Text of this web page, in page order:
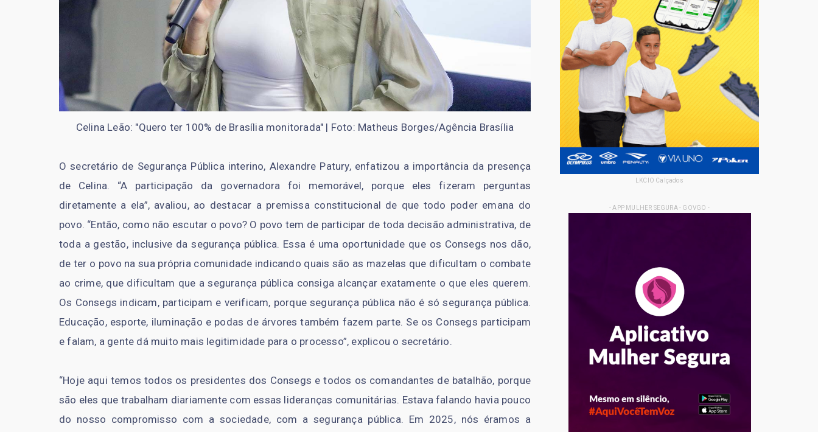
Celina Leão: "Quero ter 100% de Brasília monitorada" | Foto: Matheus Borges/Agência Brasília
O secretário de Segurança Pública interino, Alexandre Patury, enfatizou a importância da presença
de Celina. “A participação da governadora foi memorável, porque eles fizeram perguntas
diretamente a ela”, avaliou, ao destacar a premissa constitucional de que todo poder emana do
povo. “Então, como não escutar o povo? O povo tem de participar de toda decisão administrativa, de
toda a gestão, inclusive da segurança pública. Essa é uma oportunidade que os Consegs nos dão,
de ter o povo na sua própria comunidade indicando quais são as mazelas que dificultam o combate
ao crime, que dificultam que a segurança pública consiga alcançar exatamente o que eles querem.
Os Consegs indicam, participam e verificam, porque segurança pública não é só segurança pública.
Educação, esporte, iluminação e podas de árvores também fazem parte. Se os Consegs participam
e falam, a gente dá muito mais legitimidade para o processo”, explicou o secretário.
“Hoje aqui temos todos os presidentes dos Consegs e todos os comandantes de batalhão, porque
são eles que trabalham diariamente com essas lideranças comunitárias. Estava falando havia pouco
do nosso compromisso com a sociedade, com a segurança pública. Em 2025, nós éramos a
LKCIO Calçados
- APP MULHER SEGURA - GOVGO -